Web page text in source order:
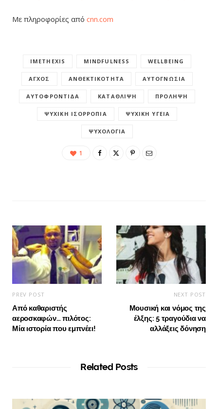
Με πληροφορίες από cnn.com
IMETHEXIS MINDFULNESS WELLBEING
ΆΓΧΟΣ ΑΝΘΕΚΤΙΚΌΤΗΤΑ ΑΥΤΟΓΝΩΣΊΑ
ΑΥΤΟΦΡΟΝΤΊΔΑ ΚΑΤΆΘΛΙΨΗ ΠΡΌΛΗΨΗ
ΨΥΧΙΚΉ ΙΣΟΡΡΟΠΊΑ ΨΥΧΙΚΉ ΥΓΕΊΑ
ΨΥΧΟΛΟΓΊΑ
1
PREV POST
Από καθαριστής
αεροσκαφών… πιλότος:
Μία ιστορία που εμπνέει!
NEXT POST
Μουσική και νόμος της
έλξης: 5 τραγούδια να
αλλάξεις δόνηση
Related Posts